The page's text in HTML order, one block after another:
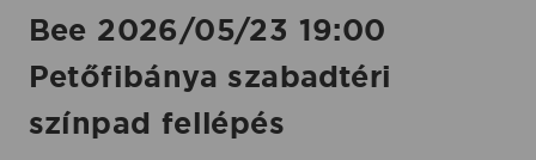
Bee 2026/05/23 19:00
Petőfibánya szabadtéri
színpad fellépés